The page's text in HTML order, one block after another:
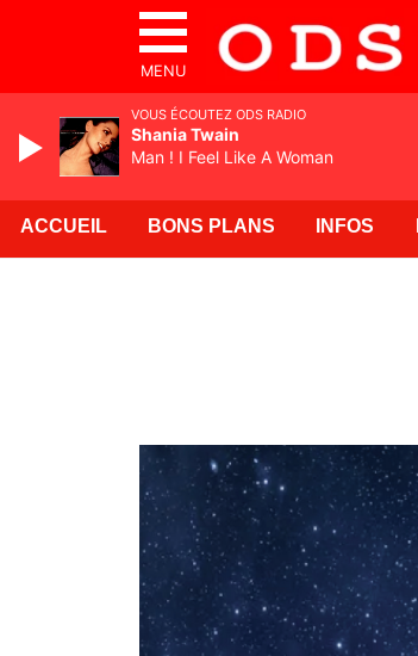
MENU
ACCUEIL BONS PLANS INFOS
VOUS ÉCOUTEZ ODS RADIO
Shania Twain
Man ! I Feel Like A Woman